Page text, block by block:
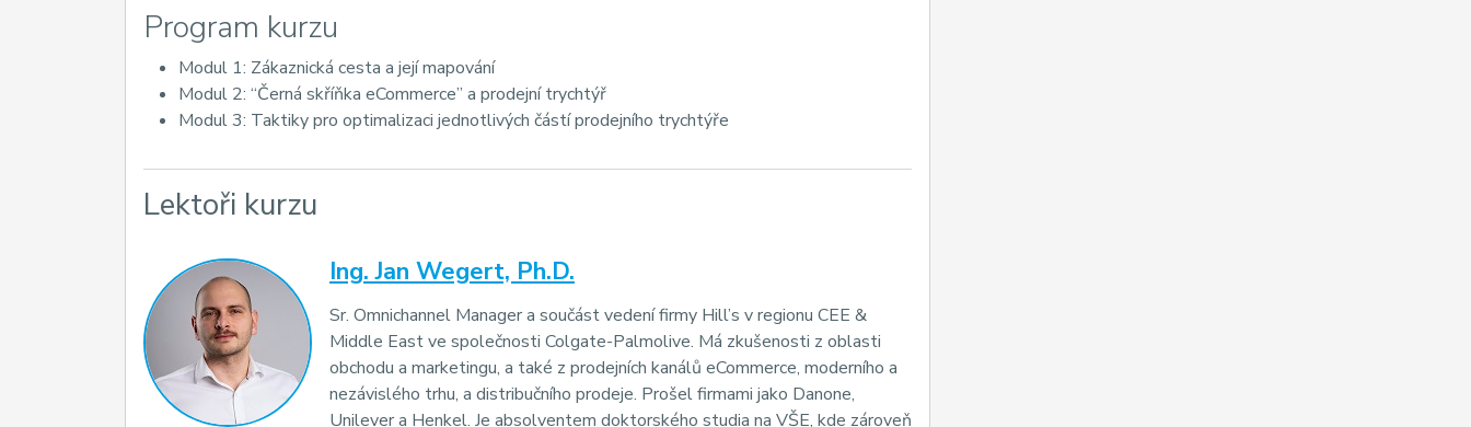
Program kurzu
Modul 1: Zákaznická cesta a její mapování
Modul 2: “Černá skříňka eCommerce” a prodejní trychtýř
Modul 3: Taktiky pro optimalizaci jednotlivých částí prodejního trychtýře
Lektoři kurzu
Ing. Jan Wegert, Ph.D.
Sr. Omnichannel Manager a součást vedení firmy Hill’s v regionu CEE &
Middle East ve společnosti Colgate-Palmolive. Má zkušenosti z oblasti
obchodu a marketingu, a také z prodejních kanálů eCommerce, moderního a
nezávislého trhu, a distribučního prodeje. Prošel firmami jako Danone,
Unilever a Henkel. Je absolventem doktorského studia na VŠE, kde zároveň